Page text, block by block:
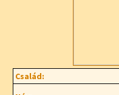
Család: